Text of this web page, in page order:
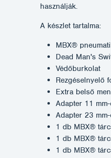
használják.
A készlet tartalma:
MBX®
Dead Man's
Védőburkolat
Rezgéselnyelő
Extra belső
Adapter 11
Adapter 23
1 db MBX®
1 db MBX®
1 db MBX®